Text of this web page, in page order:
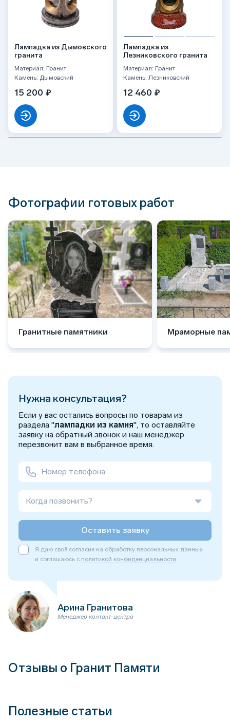
Лампадка из Дымовского
гранита
Материал: Гранит
Камень: Дымовский
15 200 ₽
Лампадка из
Лезниковского гранита
Материал: Гранит
Камень: Лезниковский
12 460 ₽
Фотографии готовых работ
Гранитные памятники Мраморные
Нужна консультация?
Если у вас остались вопросы по товарам из
раздела "лампадки из камня", то оставляйте
заявку на обратный звонок и наш менеджер
перезвонит вам в выбранное время.
Когда позвонить?
Оставить заявку
Я даю своё согласие на обработку персональных данных
и соглашаюсь с политикой конфиденциальности
Арина Гранитова
Менеджер контакт-центра
Отзывы о Гранит Памяти
Полезные статьи